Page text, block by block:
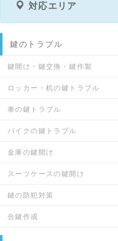
対応エリア
鍵のトラブル
鍵開け・鍵交換・鍵作製
ロッカー・机の鍵トラブル
車の鍵トラブル
バイクの鍵トラブル
金庫の鍵開け
スーツケースの鍵開け
鍵の防犯対策
合鍵作成